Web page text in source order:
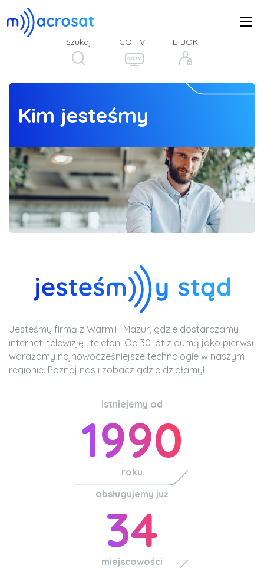
Szukaj GO TV E-BOK
Kim jesteśmy
Jesteśmy firmą z Warmii i Mazur, gdzie dostarczamy
internet, telewizję i telefon. Od 30 lat z dumą jako pierwsi
wdrażamy najnowocześniejsze technologie w naszym
regionie. Poznaj nas i zobacz gdzie działamy!
istniejemy od
1990
roku
obsługujemy już
34
miejscowości